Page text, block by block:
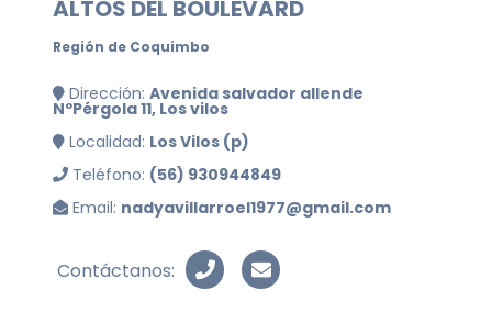
ALTOS DEL BOULEVARD
Región de Coquimbo
Dirección: Avenida salvador allende
NºPérgola 11, Los vilos
Localidad: Los Vilos (p)
Teléfono: (56) 930944849
Email: nadyavillarroel1977@gmail.com
Contáctanos: